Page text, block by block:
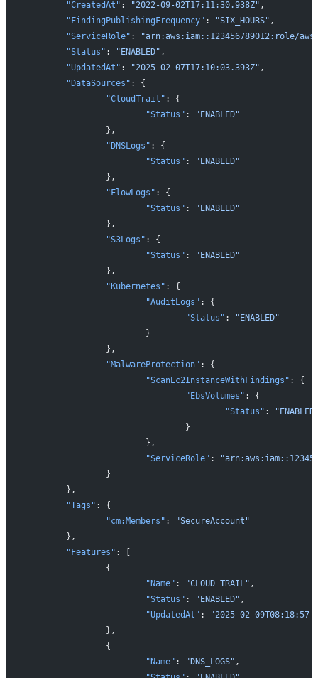
	"CreatedAt"
: "2022-09-02T17:11:30.938Z" ,
	"FindingPublishingFrequency"
: "SIX_HOURS" ,
	"ServiceRole"
:
"arn:aws:iam::123456789012:role/
	"Status"
: "ENABLED" ,
	"UpdatedAt"
: "2025-02-07T17:10:03.393Z" ,
	"DataSources"
: {
		"CloudTrail"
: {
			"Status"
:
"ENABLED"
		},
		"DNSLogs"
: {
			"Status"
:
"ENABLED"
		},
		"FlowLogs"
: {
			"Status"
:
"ENABLED"
		},
		"S3Logs"
: {
			"Status"
:
"ENABLED"
		},
		"Kubernetes"
: {
			"AuditLogs"
: {
				"Status"
:
"ENABLED"
			}
		},
		"MalwareProtection"
: {
			"ScanEc2InstanceWithFindings"
: {
				"EbsVolumes"
: {
					"Status"
:
				}
			},
			"ServiceRole"
:
		}
	},
	"Tags"
: {
		"cm:Members"
:
"SecureAccount"
	},
	"Features"
: [
		{
			"Name"
: "CLOUD_TRAIL" ,
			"Status"
: "ENABLED" ,
			"UpdatedAt"
:
"2025-02-
		},
		{
			"Name"
: "DNS_LOGS" ,